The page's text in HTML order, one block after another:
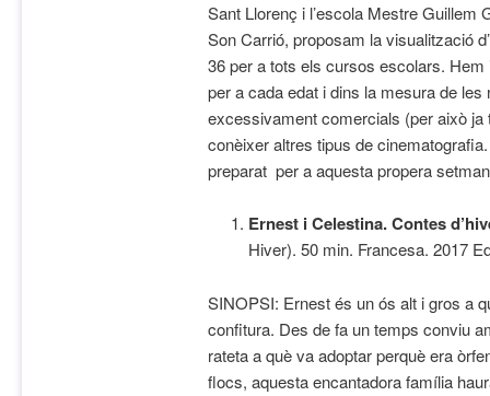
Sant Llorenç i l’escola Mestre Guillem
Son Carrió, proposam la visualització
36 per a tots els cursos escolars. Hem
per a cada edat i dins la mesura de
excessivament comercials (per això
conèixer altres tipus de
preparat per a aquesta propera
Ernest i Celestina. Contes
Hiver). 50 min. Francesa. 2017
SINOPSI: Ernest és un ós alt i gros a
confitura. Des de fa un temps conviu
rateta a què va adoptar perquè era
flocs, aquesta encantadora família